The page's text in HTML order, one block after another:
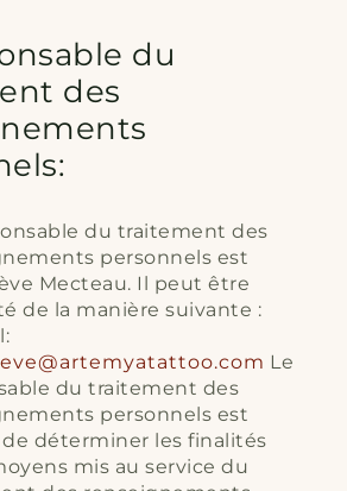
du
des
du traitement des
personnels est
Mecteau. Il peut être
de la manière suivante :
Le
du traitement des
personnels est
déterminer les finalités
mis au service du